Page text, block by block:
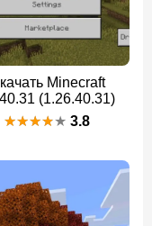
Minecraft
(1.26.40.31)
3.8